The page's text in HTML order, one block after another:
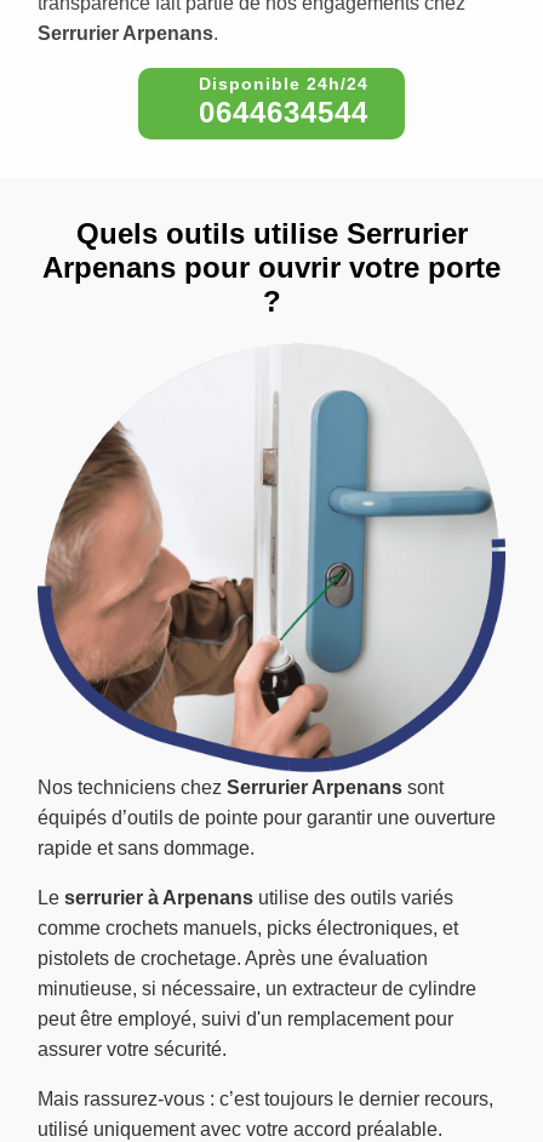
Serrurier Arpenans.
0644634544
Nos techniciens chez Serrurier Arpenans sont
équipés d’outils de pointe pour garantir une ouverture
rapide et sans dommage.
Le serrurier à Arpenans utilise des outils variés
comme crochets manuels, picks électroniques, et
pistolets de crochetage. Après une évaluation
minutieuse, si nécessaire, un extracteur de cylindre
peut être employé, suivi d'un remplacement pour
assurer votre sécurité.
Mais rassurez-vous : c’est toujours le dernier recours,
utilisé uniquement avec votre accord préalable.
Quels outils utilise Serrurier
Arpenans pour ouvrir votre porte
?